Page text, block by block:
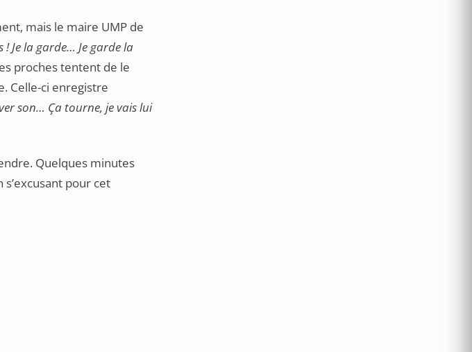
mais le maire UMP de
! Je la garde… Je garde la
proches tentent de le
Celle-ci enregistre
son… Ça tourne, je vais lui
Quelques minutes
s’excusant pour cet